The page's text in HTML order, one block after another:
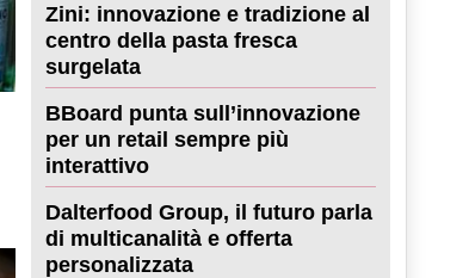
Zini: innovazione e tradizione al
centro della pasta fresca
surgelata
BBoard punta sull’innovazione
per un retail sempre più
interattivo
Dalterfood Group, il futuro parla
di multicanalità e offerta
personalizzata